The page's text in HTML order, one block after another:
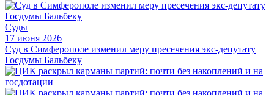
Суды
17 июня 2026
Суд в Симферополе изменил меру пресечения экс-депутату
Госдумы Бальбеку